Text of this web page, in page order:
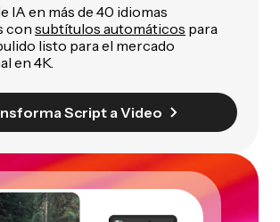
IA en más de 40 idiomas
con subtítulos automáticos para
listo para el mercado
en 4K.
Script a Video